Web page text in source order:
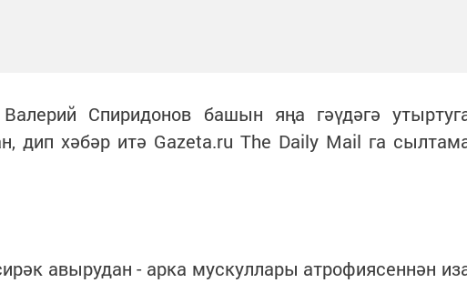
Спиридонов башын яңа гәүдәгә
дип хәбәр итә Gazeta.ru The Daily Mail га
авырудан - арка мускуллары атрофиясеннән